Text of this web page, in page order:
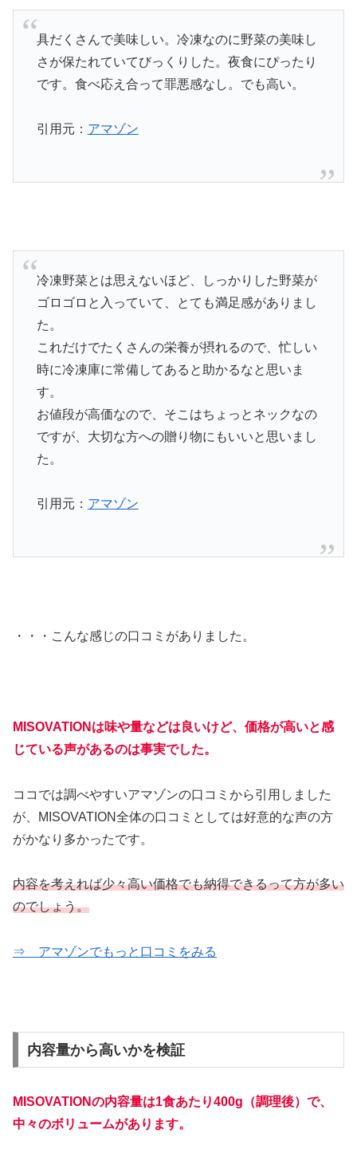
具だくさんで美味しい。冷凍なのに野菜の美味し
さが保たれていてびっくりした。夜食にぴったり
です。食べ応え合って罪悪感なし。でも高い。
引用元： アマゾン
冷凍野菜とは思えないほど、しっかりした野菜が
ゴロゴロと入っていて、とても満足感がありまし
た。
これだけでたくさんの栄養が摂れるので、忙しい
時に冷凍庫に常備してあると助かるなと思いま
す。
お値段が高価なので、そこはちょっとネックなの
ですが、大切な方への贈り物にもいいと思いまし
た。
引用元： アマゾン
・・・こんな感じの口コミがありました。
MISOVATIONは味や量などは良いけど、価格が高いと感
じている声があるのは事実でした。
ココでは調べやすいアマゾンの口コミから引用しました
が、MISOVATION全体の口コミとしては好意的な声の方
がかなり多かったです。
内容を考えれば少々高い価格でも納得できるって方が多い
のでしょう。
⇒ アマゾンでもっと口コミをみる
内容量から高いかを検証
MISOVATIONの内容量は1食あたり400g（調理後）で、
中々のボリュームがあります。